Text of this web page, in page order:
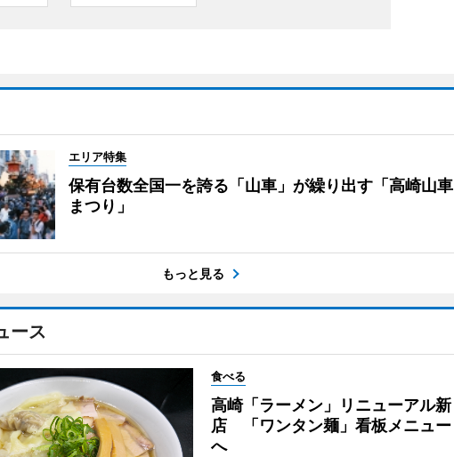
エリア特集
保有台数全国一を誇る「山車」が繰り出す「高崎山車
まつり」
もっと見る
ース
食べる
高崎「ラーメン」リニューアル新
店 「ワンタン麺」看板メニュー
へ